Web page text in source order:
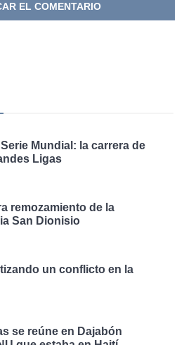
Mundial: la carrera de
Ligas
remozamiento de la
San Dionisio
un conflicto en la
se reúne en Dajabón